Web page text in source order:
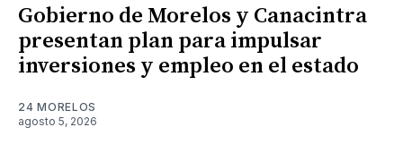
Gobierno de Morelos y Canacintra
presentan plan para impulsar
inversiones y empleo en el estado
24 MORELOS
agosto 5, 2026